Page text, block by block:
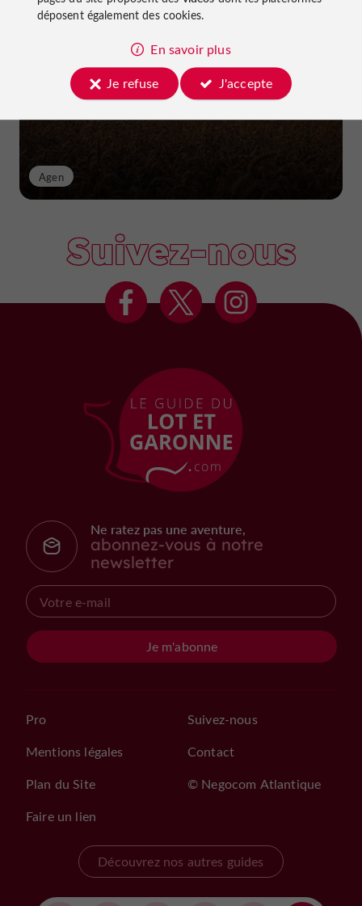
Agen
Suivez-nous
Ne ratez pas une aventure,
abonnez-vous à notre
newsletter
Je m'abonne
Pro
Mentions légales
Plan du Site
Faire un lien
Suivez-nous
Contact
© Negocom Atlantique
Découvrez nos autres guides
déposent également des cookies.
En savoir plus
Je refuse
J'accepte